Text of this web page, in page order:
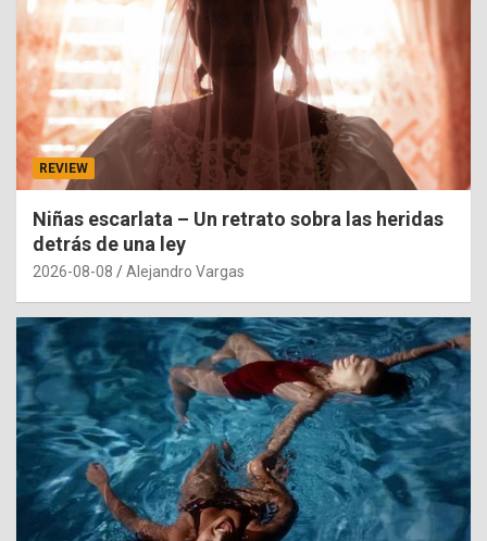
REVIEW
Niñas escarlata – Un retrato sobra las heridas
detrás de una ley
2026-08-08 Alejandro Vargas